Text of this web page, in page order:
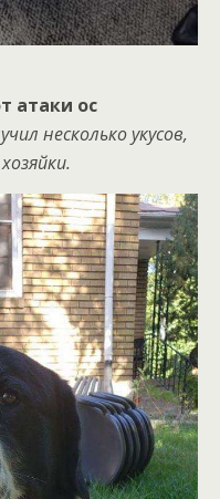
атаки ос
несколько укусов,